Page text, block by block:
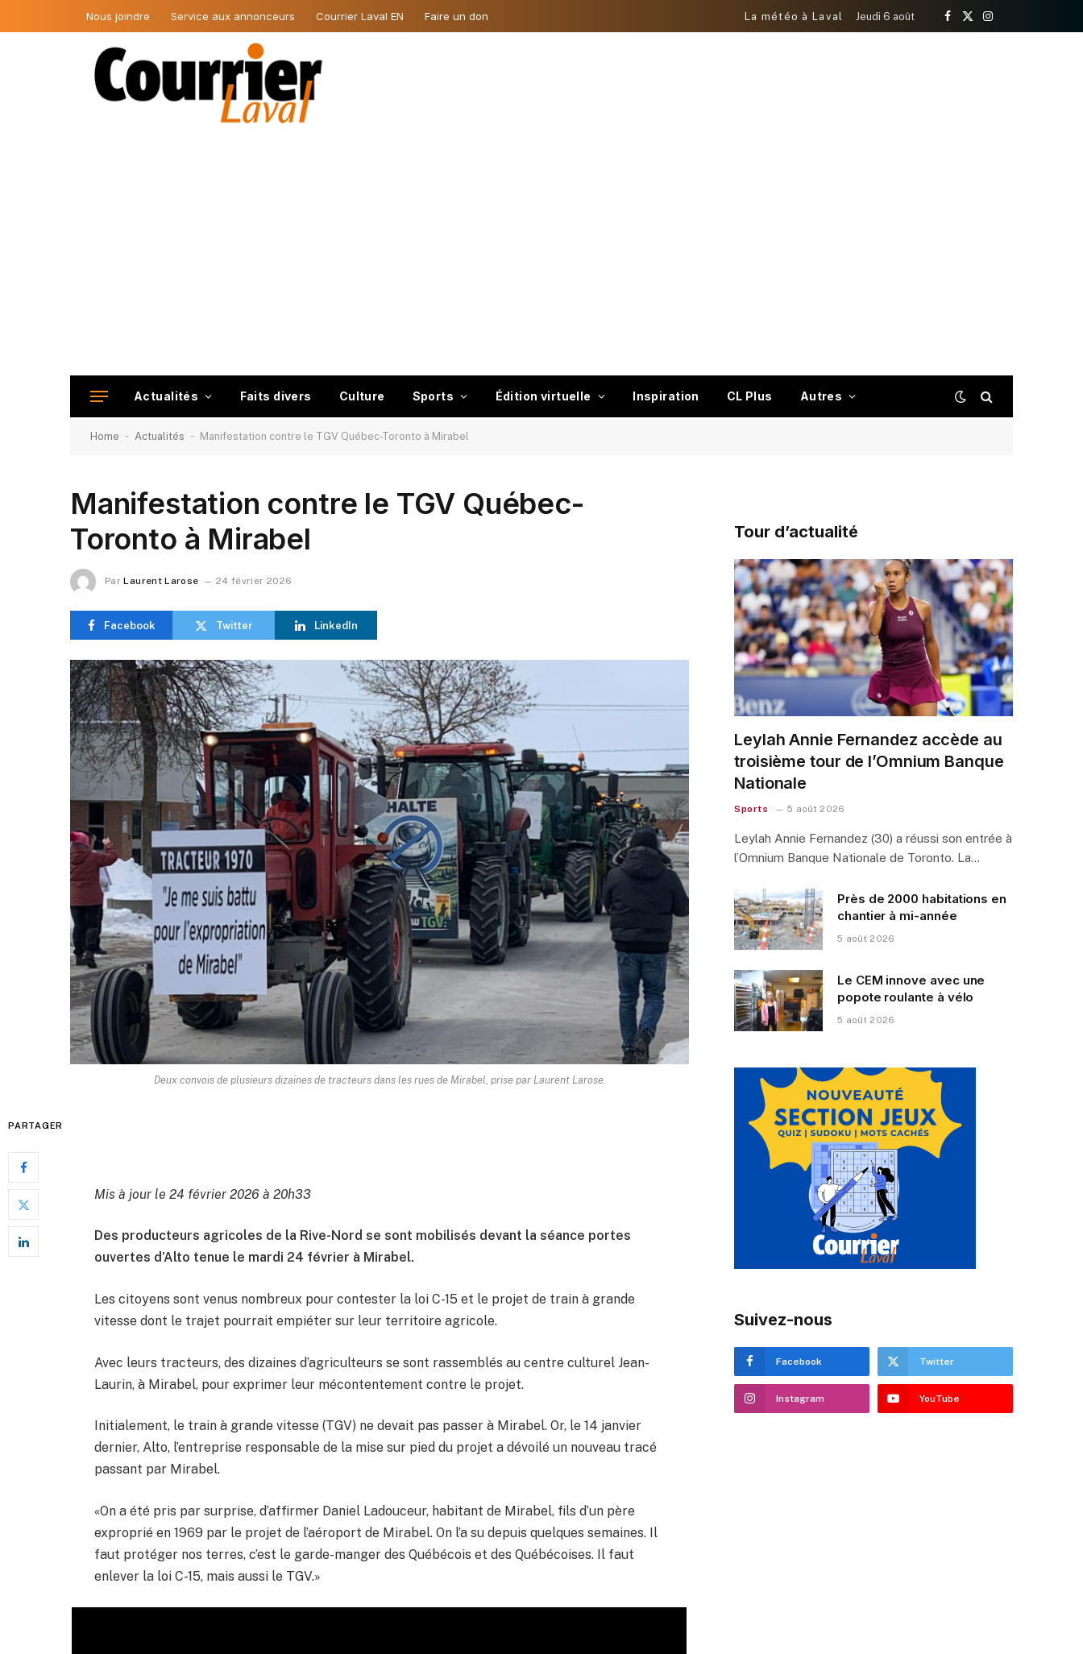
Nous joindre Service aux annonceurs Courrier Laval EN Faire un don La météo à Laval Jeudi 6 août
Facebook
X
Instagram
Actualités Faits divers Culture Sports Édition virtuelle Inspiration CL Plus Autres
Home - Actualités - Manifestation contre le TGV Québec-Toronto à Mirabel
Manifestation contre le TGV Québec-
Toronto à Mirabel
Par Laurent Larose 24 février 2026
Facebook Twitter LinkedIn
Deux convois de plusieurs dizaines de tracteurs dans les rues de Mirabel, prise par Laurent Larose.
PARTAGER
Mis à jour le 24 février 2026 à 20h33
Des producteurs agricoles de la Rive-Nord se sont mobilisés devant la séance portes
ouvertes d’Alto tenue le mardi 24 février à Mirabel.
Les citoyens sont venus nombreux pour contester la loi C-15 et le projet de train à grande
vitesse dont le trajet pourrait empiéter sur leur territoire agricole.
Avec leurs tracteurs, des dizaines d’agriculteurs se sont rassemblés au centre culturel Jean-
Laurin, à Mirabel, pour exprimer leur mécontentement contre le projet.
Initialement, le train à grande vitesse (TGV) ne devait pas passer à Mirabel. Or, le 14 janvier
dernier, Alto, l’entreprise responsable de la mise sur pied du projet a dévoilé un nouveau tracé
passant par Mirabel.
«On a été pris par surprise, d’affirmer Daniel Ladouceur, habitant de Mirabel, fils d’un père
exproprié en 1969 par le projet de l’aéroport de Mirabel. On l’a su depuis quelques semaines. Il
faut protéger nos terres, c’est le garde-manger des Québécois et des Québécoises. Il faut
enlever la loi C-15, mais aussi le TGV.»
Tour d’actualité
Leylah Annie Fernandez accède au
troisième tour de l’Omnium Banque
Nationale
Sports 5 août 2026
Leylah Annie Fernandez (30) a réussi son entrée à
l’Omnium Banque Nationale de Toronto. La…
Près de 2000 habitations en
chantier à mi-année
5 août 2026
Le CEM innove avec une
popote roulante à vélo
5 août 2026
Suivez-nous
Facebook Twitter
Instagram YouTube